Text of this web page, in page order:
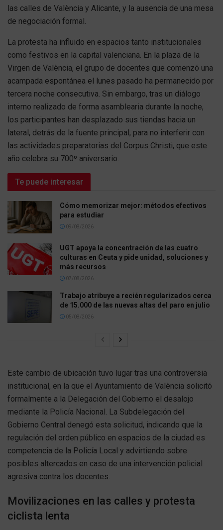
las calles de València y Alicante, y la ausencia de una mesa
de negociación formal.
La protesta ha influido en espacios tanto institucionales
como festivos en la capital valenciana. En la plaza de la
Virgen de València, el grupo de docentes que comenzó una
acampada espontánea el lunes pasado ha permanecido por
tercera noche consecutiva. Sin embargo, tras un diálogo
interno realizado de forma asamblearia durante la noche,
los participantes han desplazado sus tiendas hacia un
lateral, detrás de la fuente principal, para no interferir con
las actividades preparatorias del Corpus Christi, que este
año celebra su 700º aniversario.
Te puede interesar
Cómo memorizar mejor: métodos efectivos
para estudiar
09/08/2026
UGT apoya la concentración de las cuatro
culturas en Ceuta y pide unidad, soluciones y
más recursos
07/08/2026
Trabajo atribuye a recién regularizados cerca
de 15.000 de las nuevas altas del paro en julio
05/08/2026
Este cambio de ubicación tuvo lugar tras una controversia
institucional, en la que el Ayuntamiento de València solicitó
formalmente a la Delegación del Gobierno el desalojo
mediante la Policía Nacional. La Subdelegación del
Gobierno Central denegó esta solicitud, indicando que la
regulación del orden público en espacios de la ciudad es
competencia de la Policía Local y advirtiendo sobre
posibles altercados en caso de una intervención policial
agresiva contra los docentes.
Movilizaciones en las calles y protesta
ciclista lenta